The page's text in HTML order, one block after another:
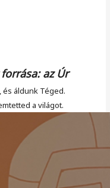
az Úr
áldunk Téged.
a világot.